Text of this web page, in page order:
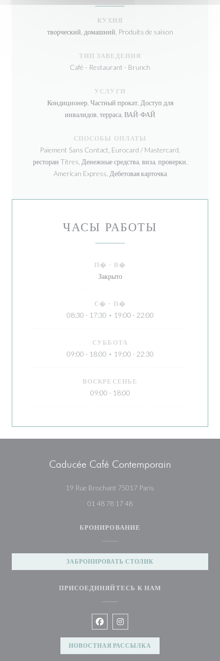
КУХНЯ
творческий, домашний, Produits de saison
ТИП ЗАВЕДЕНИЯ
Café - Restaurant - Brunch
УСЛУГИ
Кондиционер, Частный прокат, Доступ для
инвалидов, терраса, ВАЙ-ФАЙ
СПОСОБЫ ОПЛАТЫ
Paiement Sans Contact, Eurocard / Mastercard,
ресторан Titres, Денежные средства, виза, проверки,
American Express, Дебетовая карточка
ЧАСЫ РАБОТЫ
П� - В�
Закрыто
С� - П�
08:30 - 17:30 • 19:00 - 22:00
СУББОТА
09:00 - 18:00 • 19:00 - 22:30
ВОСКРЕСЕНЬЕ
09:00 - 18:00
Caducée Café Contemporain
19 Rue Brochant 75017 Paris
01 48 78 17 48
БРОНИРОВАНИЕ
ЗАБРОНИРОВАТЬ СТОЛИК
ПРИСОЕДИНЯЙТЕСЬ К НАМ
Facebook ((открывается в новом
Instagram ((открывается в
НОВОСТНАЯ РАССЫЛКА